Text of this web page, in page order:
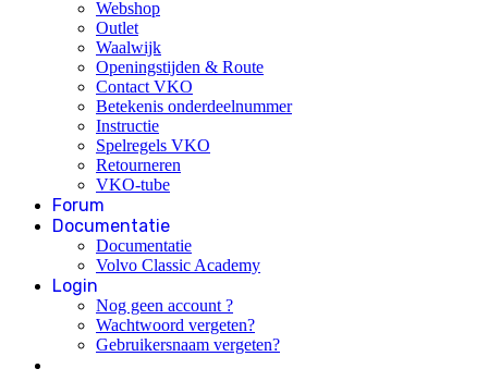
Webshop
Outlet
Waalwijk
Openingstijden & Route
Contact VKO
Betekenis onderdeelnummer
Instructie
Spelregels VKO
Retourneren
VKO-tube
Forum
Documentatie
Documentatie
Volvo Classic Academy
Login
Nog geen account ?
Wachtwoord vergeten?
Gebruikersnaam vergeten?